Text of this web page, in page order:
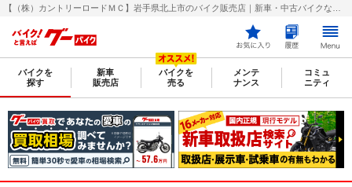
バイクを
探す
新車
販売店
バイクを
売る
メンテ
ナンス
コミュ
ニティ